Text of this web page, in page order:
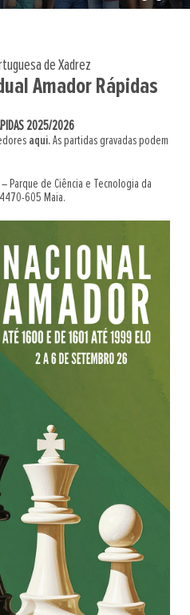
de Xadrez
Amador Rápidas
2025/2026
aqui.As partidas gravadas podem
Parque de Ciência e Tecnologia da
605 Maia.